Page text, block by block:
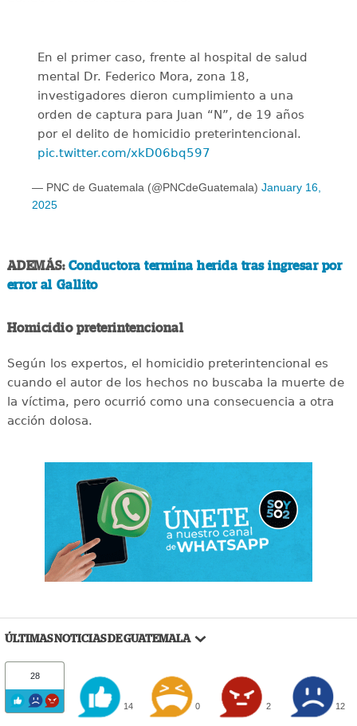
En el primer caso, frente al hospital de salud
mental Dr. Federico Mora, zona 18,
investigadores dieron cumplimiento a una
orden de captura para Juan “N”, de 19 años
por el delito de homicidio preterintencional.
pic.twitter.com/xkD06bq597
— PNC de Guatemala (@PNCdeGuatemala) January 16,
2025
ADEMÁS: Conductora termina herida tras ingresar por
error al Gallito
Homicidio preterintencional
Según los expertos, el homicidio preterintencional es
cuando el autor de los hechos no buscaba la muerte de
la víctima, pero ocurrió como una consecuencia a otra
acción dolosa.
ÚLTIMAS NOTICIAS DE GUATEMALA
28
14 0 2 12